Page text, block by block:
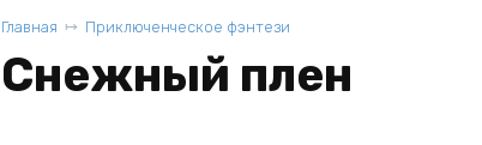
Главная Приключенческое фэнтези
Снежный плен